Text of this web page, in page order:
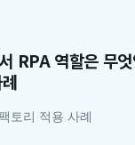
RPA 역할은 무
토리 적용 사례